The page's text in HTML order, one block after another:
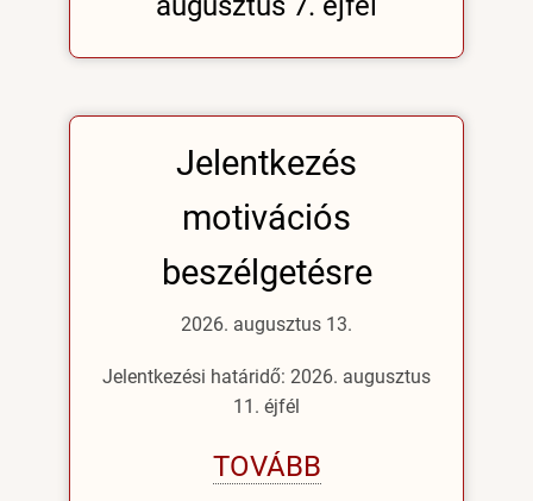
Jelentkezés
motivációs
beszélgetésre
2026. augusztus 13.
Jelentkezési határidő: 2026. augusztus
11. éjfél
TOVÁBB